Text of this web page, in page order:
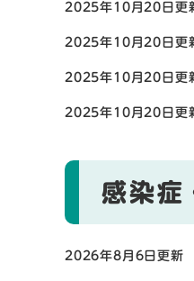
2025年10月20日更
2025年10月20日更
2025年10月20日更
2025年10月20日更
感染症
2026年8月6日更新